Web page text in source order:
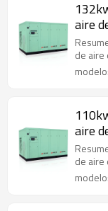
aire
de aire
aire
de aire